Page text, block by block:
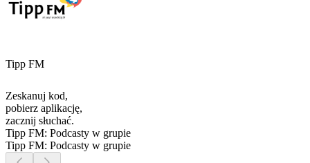
Tipp FM
Zeskanuj kod,
pobierz aplikację,
zacznij słuchać.
Tipp FM: Podcasty w grupie
Tipp FM: Podcasty w grupie